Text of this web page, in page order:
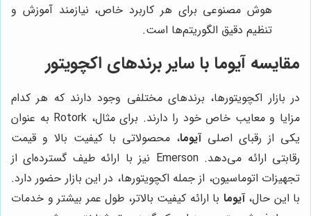
هوش مصنوعی برای هر کاربرد خاص، نیازمند آموزش و
تنظیم دقیق الگوریتم‌ها است.
مقایسه آیوما با سایر برندهای اکچویتور
در بازار اکچویتورها، برندهای مختلفی وجود دارند که هر کدام
مزایا و معایب خاص خود را دارند. برای مثال، Rotork به عنوان
یکی از رقبای اصلیآیوما، محصولاتی با کیفیت بالا و قیمت
رقابتی ارائه می‌دهد. Emerson نیز با ارائه طیف گسترده‌ای از
تجهیزات اتوماسیون، از جمله اکچویتورها، در این بازار حضور دارد.
با این حال،آیوما با ارائه کیفیت بالاتر، طول عمر بیشتر و خدمات